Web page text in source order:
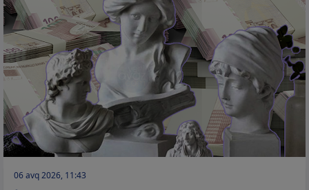
06 avq 2026, 11:43